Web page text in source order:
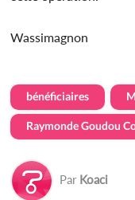
Wassimagnon
bénéficiaires
Raymonde Goudou
Par Koaci